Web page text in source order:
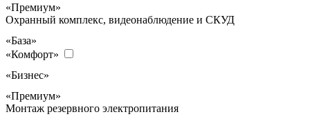
«Премиум»
Охранный комплекс, видеонаблюдение и СКУД
«База»
«Комфорт»
«Бизнес»
«Премиум»
Монтаж резервного электропитания